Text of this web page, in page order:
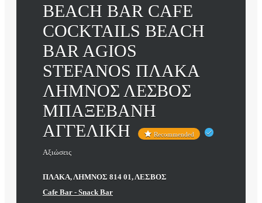
BEACH BAR CAFE
COCKTAILS BEACH
BAR AGIOS
STEFANOS ΠΛΑΚΑ
ΛΗΜΝΟΣ ΛΕΣΒΟΣ
ΜΠΑΞΕΒΑΝΗ
ΑΓΓΕΛΙΚΗ
Recommended
Αξιώσεις
ΠΛΑΚΑ, ΛΗΜΝΟΣ 814 01, ΛΕΣΒΟΣ
Cafe Bar - Snack Bar